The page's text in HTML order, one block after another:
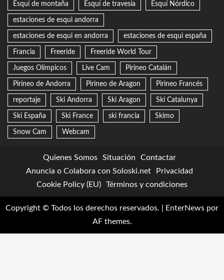
Esquí de montaña Esquí de travesía Esquí Nórdico
estaciones de esqui andorra
estaciones de esqui en andorra estaciones de esqui españa
Francia Freeride Freeride World Tour
Juegos Olímpicos Live Cam Pirineo Catalán
Pirineo de Andorra Pirineo de Aragon Pirineo Francés
reportaje Ski Andorra Ski Aragon Ski Catalunya
Ski España Ski France ski francia Skimo
Snow Cam Webcam
Quienes Somos Situación
Contactar
Anuncia o Colabora con Soloski.net
Privacidad
Cookie Policy (EU)
Términos y condiciones
Copyright © Todos los derechos reservados. EnterNews por
AF themes.